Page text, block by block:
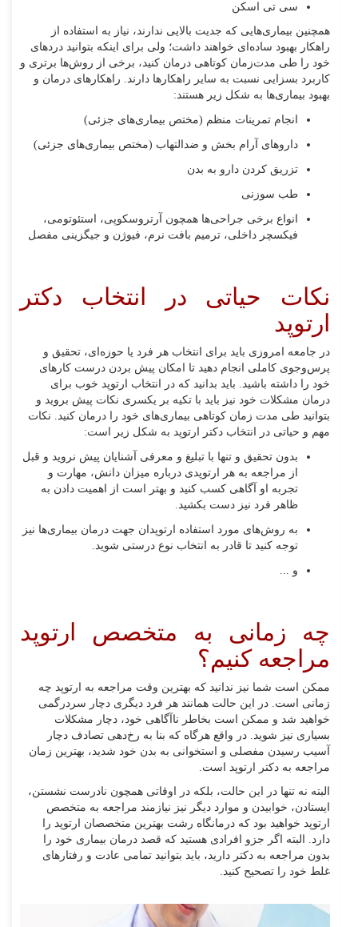
سی تی اسکن
همچنین بیماری‌هایی که جدیت بالایی ندارند، نیاز به استفاده از
راهکار بهبود ساده‌ای خواهند داشت؛ ولی برای اینکه بتوانید دردهای
خود را طی مدت‌زمان کوتاهی درمان کنید، برخی از روش‌ها برتری و
کاربرد بسزایی نسبت به سایر راهکارها دارند. راهکارهای درمان و
بهبود بیماری‌ها به شکل زیر هستند:
انجام تمرینات منظم (مختص بیماری‌های جزئی)
داروهای آرام بخش و ضدالتهاب (مختص بیماری‌های جزئی)
تزریق کردن دارو به بدن
طب سوزنی
انواع برخی جراحی‌ها همچون آرتروسکوپی، استئوتومی،
فیکسچر داخلی، ترمیم بافت نرم، فیوژن و جیگزینی مفصل
نکات حیاتی در انتخاب دکتر
ارتوپد
در جامعه امروزی باید برای انتخاب هر فرد یا حوزه‌ای، تحقیق و
پرس‌وجوی کاملی انجام دهید تا امکان پیش بردن درست کارهای
خود را داشته باشید. باید بدانید که در انتخاب ارتوپد خوب برای
درمان مشکلات خود نیز باید با تکیه بر یکسری نکات پیش بروید و
بتوانید طی مدت زمان کوتاهی بیماری‌های خود را درمان کنید. نکات
مهم و حیاتی در انتخاب دکتر ارتوپد به شکل زیر است:
بدون تحقیق و تنها با تبلیغ و معرفی آشنایان پیش نروید و قبل
از مراجعه به هر ارتوپدی درباره میزان دانش، مهارت و
تجربه او آگاهی کسب کنید و بهتر است از اهمیت دادن به
ظاهر فرد نیز دست بکشید.
به روش‌‌های مورد استفاده ارتوپدان جهت درمان بیماری‌ها نیز
توجه کنید تا قادر به انتخاب نوع درستی شوید.
و ...
چه زمانی به متخصص ارتوپد
مراجعه کنیم؟
ممکن است شما نیز ندانید که بهترین وقت مراجعه به ارتوپد چه
زمانی است. در این حالت همانند هر فرد دیگری دچار سردرگمی
خواهید شد و ممکن است بخاطر ناآگاهی خود، دچار مشکلات
بسیاری نیز شوید. در واقع هرگاه که بنا به رخ‌دهی تصادف دچار
آسیب رسیدن مفصلی و استخوانی به بدن خود شدید، بهترین زمان
مراجعه به دکتر ارتوپد است.
البته نه تنها در این حالت، بلکه در اوقاتی همچون نادرست نشستن،
ایستادن، خوابیدن و موارد دیگر نیز نیازمند مراجعه به متخصص
ارتوپد خواهید بود که درمانگاه رشت بهترین متخصصان ارتوپد را
دارد. البته اگر جزو افرادی هستید که قصد درمان بیماری خود را
بدون مراجعه به دکتر دارید، باید بتوانید تمامی عادت و رفتارهای
غلط خود را تصحیح کنید.